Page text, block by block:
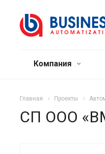
Компания
Главная Проекты
СП ООО